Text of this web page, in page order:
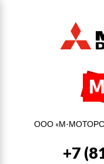
ООО «М-МОТОРС»
+7